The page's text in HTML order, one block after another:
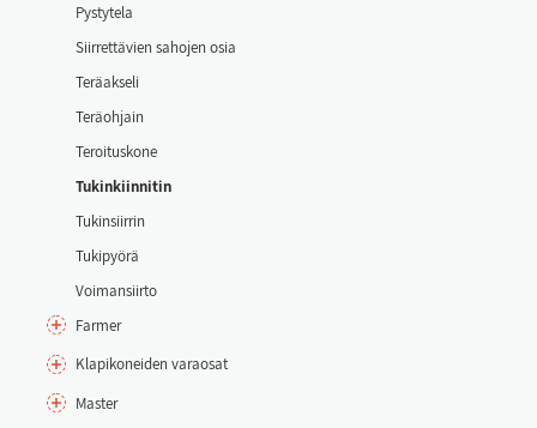
Pys­ty­te­la
Siir­ret­tä­vien sa­ho­jen osia
Te­räak­se­li
Te­räoh­jain
Te­roi­tus­ko­ne
Tu­kin­kiin­ni­tin
Tu­kin­siir­rin
Tu­ki­pyö­rä
Voi­man­siir­to
Far­mer
Kla­pi­ko­nei­den va­rao­sat
Mas­ter